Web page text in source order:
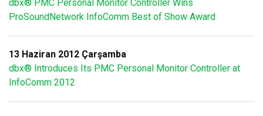
dbx® PMC Personal Monitor Controller Wins
ProSoundNetwork InfoComm Best of Show Award
13 Haziran 2012 Çarşamba
dbx® Introduces Its PMC Personal Monitor Controller at
InfoComm 2012